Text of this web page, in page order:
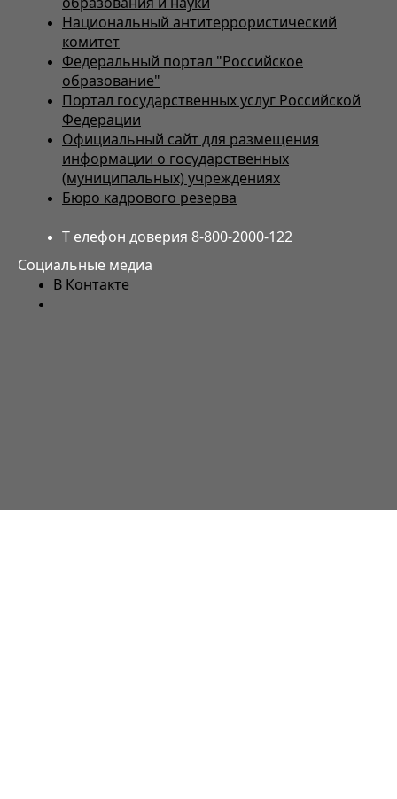
Национальный антитеррористический
комитет
Федеральный портал "Российское
образование"
Портал государственных услуг Российской
Федерации
Официальный сайт для размещения
информации о государственных
(муниципальных) учреждениях
Бюро кадрового резерва
Т елефон доверия 8-800-2000-122
Социальные медиа
В Контакте